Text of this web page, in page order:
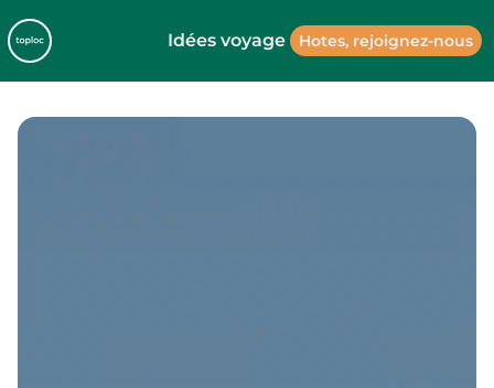
Idées voyage Hotes, rejoignez-nous